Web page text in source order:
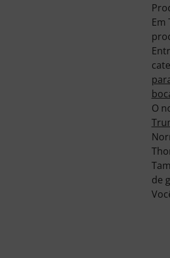
Em
O
de